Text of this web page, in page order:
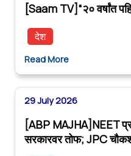
[Saam TV]“२० वर्षांत
देश
Read More
29 July 2026
[ABP MAJHA]NEET
सरकारवर तोफ; JPC